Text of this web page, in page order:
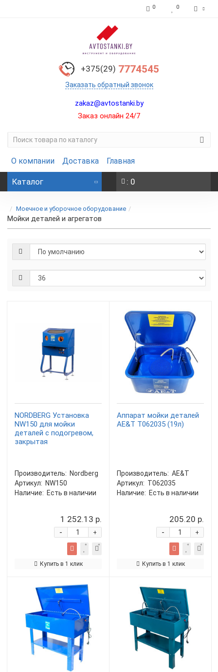
0 0
+375(29) 7774545
Заказать обратный звонок
zakaz@avtostanki.by
Заказ онлайн 24/7
О компании Доставка Главная
Каталог : 0
Моечное и уборочное оборудование
Мойки деталей и агрегатов
NORDBERG Установка
NW150 для мойки
деталей с подогревом,
закрытая
Производитель: Nordberg
Артикул: NW150
Наличие: Есть в наличии
1 252.13 р.
+
-
Купить в 1 клик
Аппарат мойки деталей
AE&T T062035 (19л)
Производитель: AE&T
Артикул: T062035
Наличие: Есть в наличии
205.20 р.
+
-
Купить в 1 клик